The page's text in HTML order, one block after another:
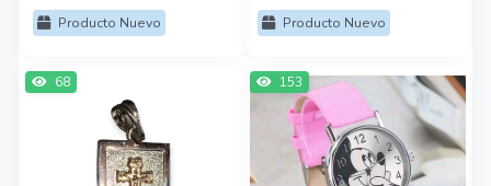
Producto Nuevo
Producto Nuevo
68 153